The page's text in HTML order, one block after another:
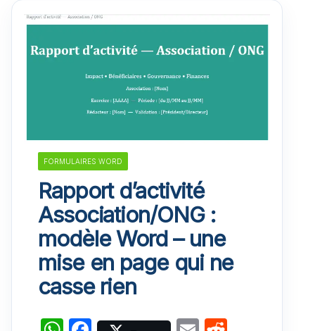
FORMULAIRES WORD
Rapport d’activité
Association/ONG :
modèle Word – une
mise en page qui ne
casse rien